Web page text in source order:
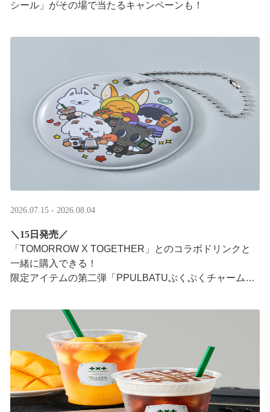
シール」がその場で当たるキャンペーンも！
2026.07.15 - 2026.08.04
＼15日発売／
「TOMORROW X TOGETHER」とのコラボドリンクと
一緒に購入できる！​
限定アイテムの第二弾「PPULBATUぷくぷくチャーム」​